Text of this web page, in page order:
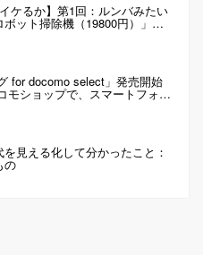
ケるか】第1回：ルンバみたい
ット掃除機（19800円）」の
for docomo select」発売開始
モショップで、スマートフォン
を行います 企業リリース
見える化して分かったこと：
の